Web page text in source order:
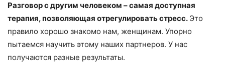
Разговор с другим человеком – самая доступная
терапия, позволяющая отрегулировать стресс. Это
правило хорошо знакомо нам, женщинам. Упорно
пытаемся научить этому наших партнеров. У нас
получаются разные результаты.